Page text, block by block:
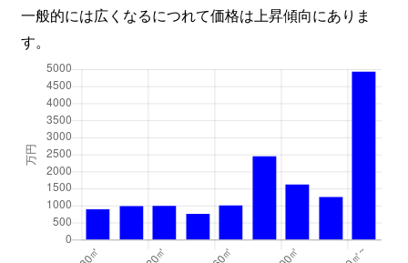
一般的には広くなるにつれて価格は上昇傾向にありま
す。